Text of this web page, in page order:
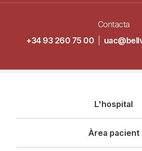
Contacta
+34 93 260 75 00
principal
L'hospital
Àrea pacient